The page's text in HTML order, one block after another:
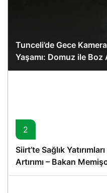
Tunceli’de Gece
Yaşamı: Domuz ile Boz
2
Siirt’te Sağlık
Artırımı – Bakan